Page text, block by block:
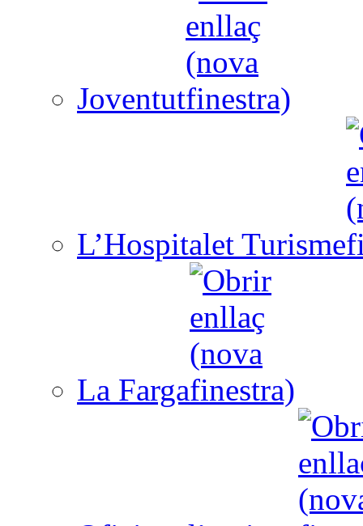
Joventut
L’Hospitalet Turisme
La Farga